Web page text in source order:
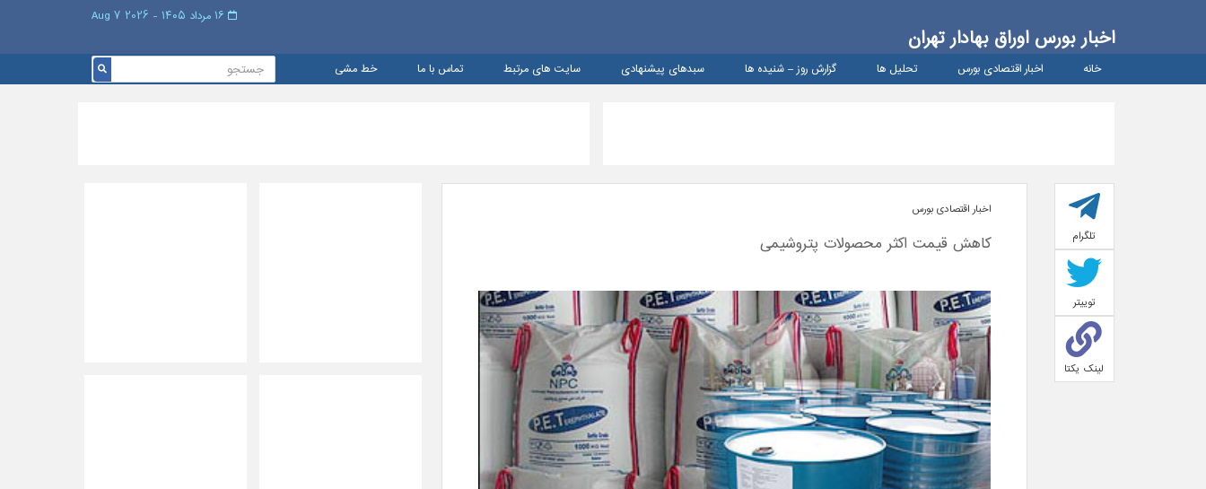
اخبار بورس اوراق بهادار تهران
خانه اخبار اقتصادی بورس تحلیل ها گزارش روز – شنيده ها سبدهای پیشنهادی سایت های مرتبط تماس با ما خط مشی
تلگرام
توییتر
لینک یکتا
اخبار اقتصادی بورس
کاهش قیمت اکثر محصولات پتروشیمی